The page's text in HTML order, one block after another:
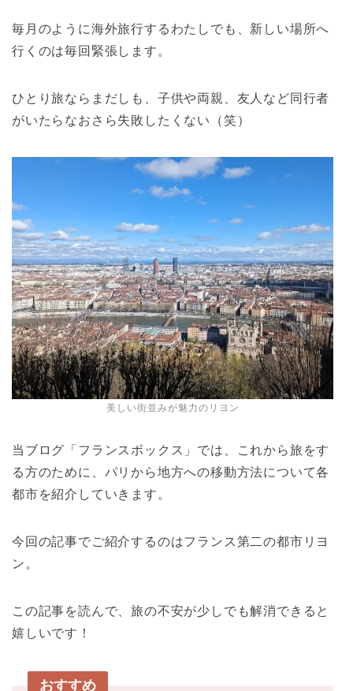
毎月のように海外旅行するわたしでも、新しい場所へ
行くのは毎回緊張します。
ひとり旅ならまだしも、子供や両親、友人など同行者
がいたらなおさら失敗したくない（笑）
美しい街並みが魅力のリヨン
当ブログ「フランスボックス」では、これから旅をす
る方のために、パリから地方への移動方法について各
都市を紹介していきます。
今回の記事でご紹介するのはフランス第二の都市リヨ
ン。
この記事を読んで、旅の不安が少しでも解消できると
嬉しいです！
おすすめ